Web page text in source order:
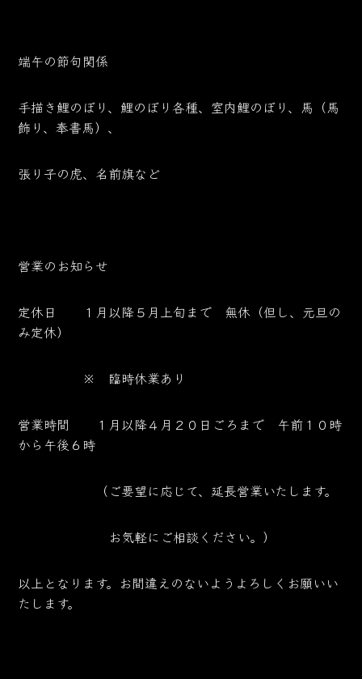
端午の節句関係
手描き鯉のぼり、鯉のぼり各種、室内鯉のぼり、馬（馬
飾り、奉書馬）、
張り子の虎、名前旗など
営業のお知らせ
定休日 １月以降５月上旬まで 無休（但し、元旦の
み定休）
※ 臨時休業あり
営業時間 １月以降４月２０日ごろまで 午前１０時
から午後６時
（ご要望に応じて、延長営業いたします。
お気軽にご相談ください。）
以上となります。お間違えのないようよろしくお願いい
たします。